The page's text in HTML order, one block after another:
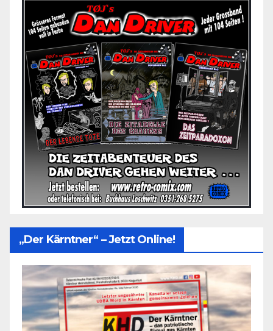
„Der Kärntner“ – Jetzt Online!